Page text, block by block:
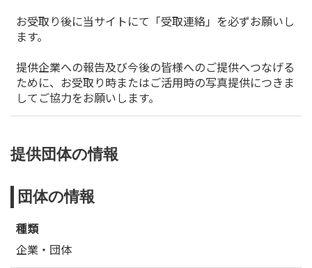
お受取り後に当サイトにて「受取連絡」を必ずお願いし
ます。
提供企業への報告及び今後の皆様へのご提供へつなげる
ために、お受取り時またはご活用時の写真提供につきま
してご協力をお願いします。
提供団体の情報
団体の情報
種類
企業・団体